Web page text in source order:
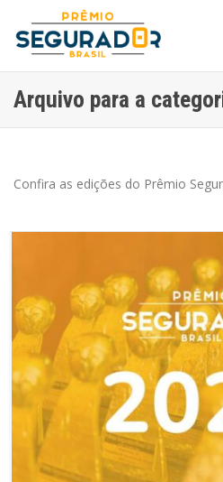
Arquivo para a
Confira as edições do Prêmio